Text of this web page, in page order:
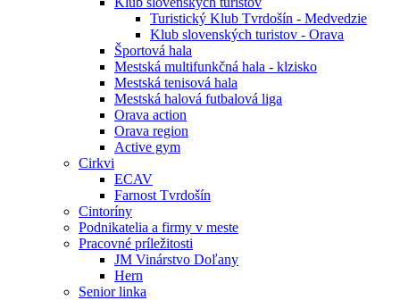
Turistický Klub Tvrdošín - Medvedzie
Klub slovenských turistov - Orava
Športová hala
Mestská multifunkčná hala - klzisko
Mestská tenisová hala
Mestská halová futbalová liga
Orava action
Orava region
Active gym
Cirkvi
ECAV
Farnost Tvrdošín
Cintoríny
Podnikatelia a firmy v meste
Pracovné príležitosti
JM Vinárstvo Doľany
Hern
Senior linka